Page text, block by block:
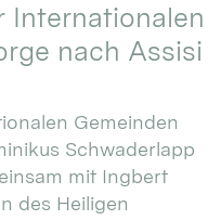
Internationalen
nach Assisi
Gemeinden
Schwaderlapp
mit Ingbert
des Heiligen